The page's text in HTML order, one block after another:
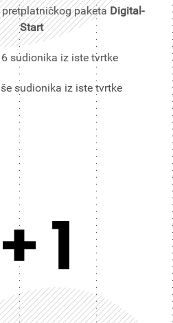
paketa Digital-
Start
sudionika iz iste tvrtke
sudionika iz iste tvrtke
1